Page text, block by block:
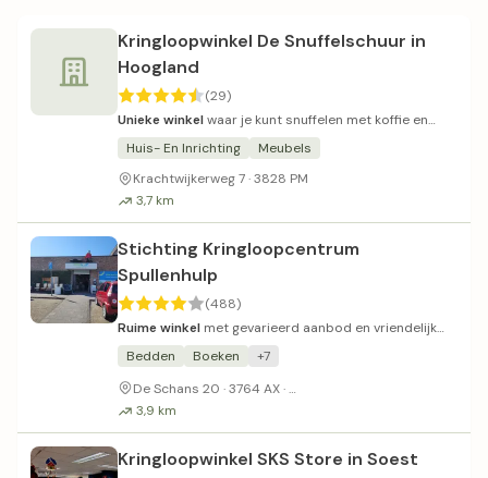
Kringloopwinkel De Snuffelschuur in
Hoogland
(29)
Unieke winkelwaar je kunt snuffelen met koffie en
huisgebak.
Huis- En Inrichting
Meubels
Krachtwijkerweg 7 · 3828 PM
3,7 km
Stichting Kringloopcentrum
Spullenhulp
(488)
Ruime winkel met gevarieerd aanbod en vriendelijk
personeel.
Bedden Boeken
+7
De Schans 20 · 3764 AX ·
3,9 km
Kringloopwinkel SKS Store in Soest